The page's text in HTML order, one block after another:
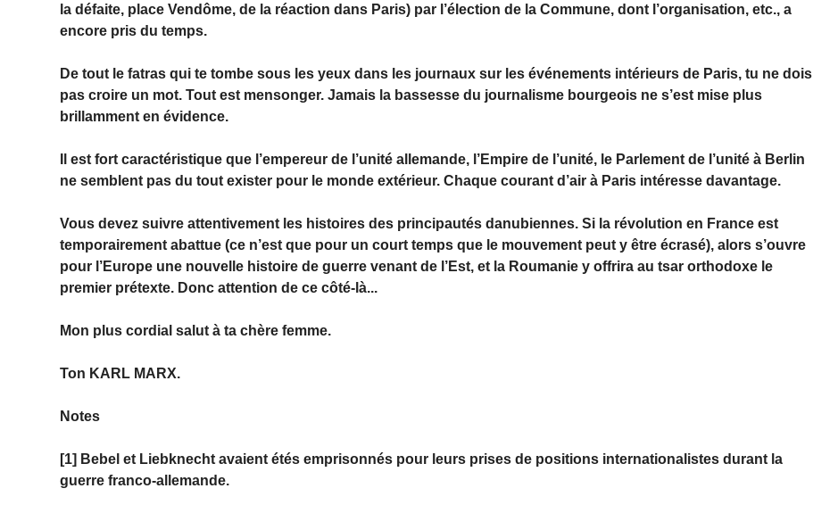
la défaite, place Vendôme, de la réaction dans Paris) par l’élection de la Commune, dont l’organisation, etc., a
encore pris du temps.
De tout le fatras qui te tombe sous les yeux dans les journaux sur les événements intérieurs de Paris, tu ne dois
pas croire un mot. Tout est mensonger. Jamais la bassesse du journalisme bourgeois ne s’est mise plus
brillamment en évidence.
Il est fort caractéristique que l’empereur de l’unité allemande, l’Empire de l’unité, le Parlement de l’unité à Berlin
ne semblent pas du tout exister pour le monde extérieur. Chaque courant d’air à Paris intéresse davantage.
Vous devez suivre attentivement les histoires des principautés danubiennes. Si la révolution en France est
temporairement abattue (ce n’est que pour un court temps que le mouvement peut y être écrasé), alors s’ouvre
pour l’Europe une nouvelle histoire de guerre venant de l’Est, et la Roumanie y offrira au tsar orthodoxe le
premier prétexte. Donc attention de ce côté-là...
Mon plus cordial salut à ta chère femme.
Ton KARL MARX.
Notes
[1] Bebel et Liebknecht avaient étés emprisonnés pour leurs prises de positions internationalistes durant la
guerre franco-allemande.